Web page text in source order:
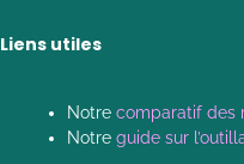
Liens utiles
Notre comparatif des
Notre guide sur